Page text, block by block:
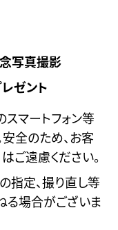
写真撮影
ゼント
マートフォン等
全のため、お客
ご遠慮ください。
指定、撮り直し等
る場合がございま